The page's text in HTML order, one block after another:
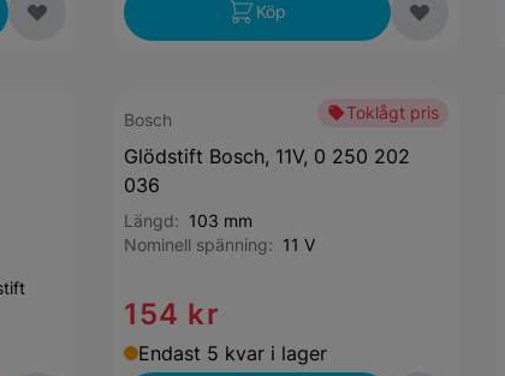
Köp
Toklågt pris
Bosch
Glödstift Bosch, 11V, 0 250 202
036
Längd: 103 mm
Nominell spänning: 11 V
154 kr
Endast 5 kvar i lager